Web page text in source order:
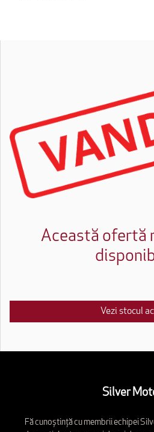
Această ofertă
Vezi stocul
Silver
Fă cunoștință cu membrii echipei